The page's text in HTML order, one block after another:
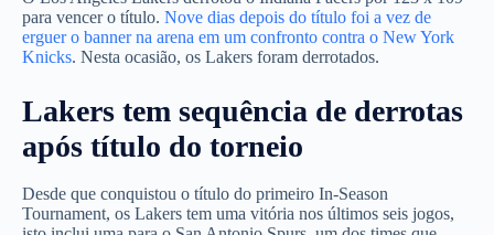
para vencer o título. Nove dias depois do título foi a vez de
erguer o banner na arena em um confronto contra o New York
Knicks. Nesta ocasião, os Lakers foram derrotados.
Lakers tem sequência de derrotas
após título do torneio
Desde que conquistou o título do primeiro In-Season
Tournament, os Lakers tem uma vitória nos últimos seis jogos,